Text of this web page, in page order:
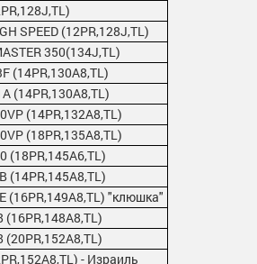
SPEED (12PR,128J,TL)
350(134J,TL)
(14PR,130A8,TL)
(14PR,130A8,TL)
(14PR,132A8,TL)
(18PR,135A8,TL)
(18PR,145A6,TL)
(14PR,145A8,TL)
(16PR,149А8,TL) "клюшка"
- Израиль